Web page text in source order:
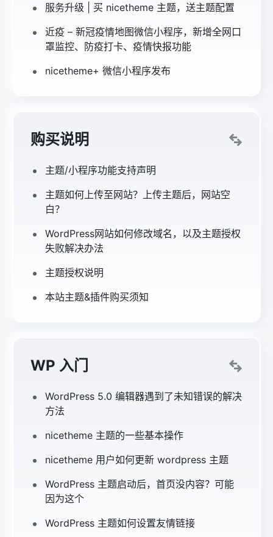
服务升级 | 买 nicetheme 主题，送主题配置
近疫 – 新冠疫情地图微信小程序，新增全网口
罩监控、防疫打卡、疫情快报功能
nicetheme+ 微信小程序发布
购买说明
主题/小程序功能支持声明
主题如何上传至网站？上传主题后，网站空
白？
WordPress网站如何修改域名，以及主题授权
失败解决办法
主题授权说明
本站主题&插件购买须知
WP 入门
WordPress 5.0 编辑器遇到了未知错误的解决
方法
nicetheme 主题的一些基本操作
nicetheme 用户如何更新 wordpress 主题
WordPress 主题启动后，首页没内容？可能
因为这个
WordPress 主题如何设置友情链接